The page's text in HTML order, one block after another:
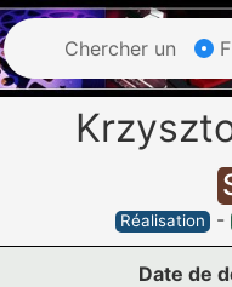
Chercher un
Réalisation -
Date de